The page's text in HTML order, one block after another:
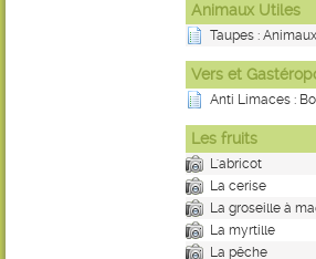
Animaux Utiles
Taupes :
Vers et
Anti Limaces :
Les fruits
L'abricot
La cerise
La groseille à
La myrtille
La pêche